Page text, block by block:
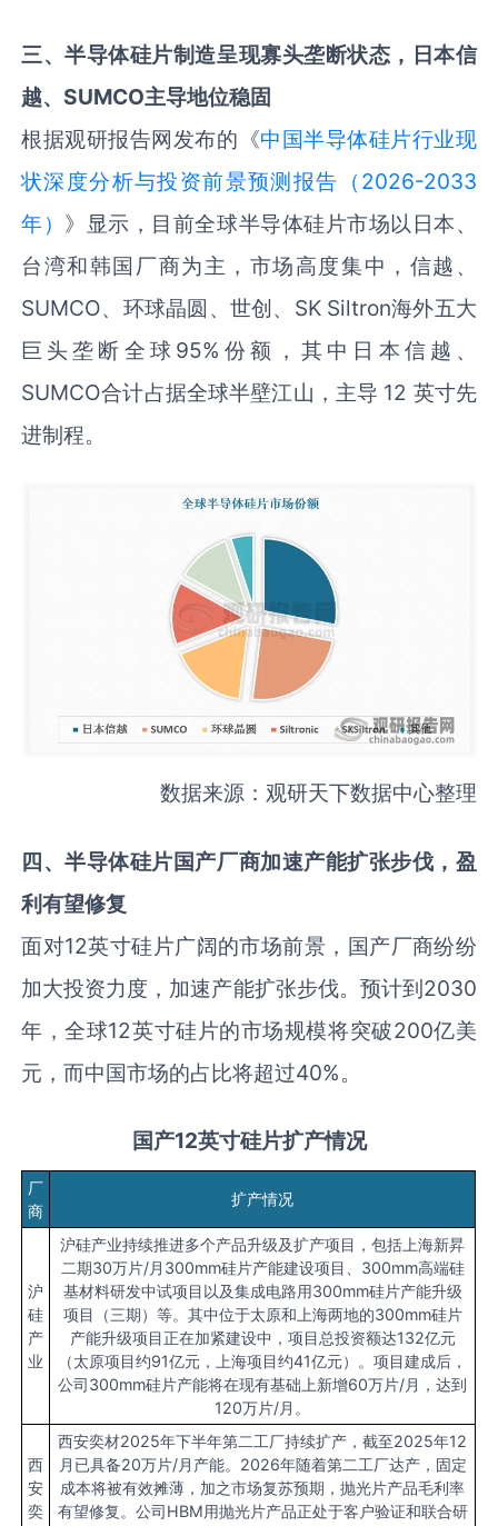
三、半导体硅片制造呈现寡头垄断状态 ，日本信
越、 SUMCO主导地位稳固
根据观研报告网发布的《中国半导体硅片行业现
状深度分析与投资前景预测报告（2026-2033
年） 》显示，目前全球半导体硅片市场以日本、
台湾和韩国厂商为主，市场高度集中，信越、
SUMCO、环球晶圆、世创、SK Siltron海外五大
巨头垄断全球95%份额，其中日本信越、
SUMCO合计占据全球半壁江山，主导 12 英寸先
进制程。
数据来源：观研天下数据中心整理
四、半导体硅片国产厂商加速产能扩张步伐 ， 盈
利有望修复
面对12英寸硅片广阔的市场前景，国产厂商纷纷
加大投资力度，加速产能扩张步伐。预计到2030
年，全球12英寸硅片的市场规模将突破200亿美
元，而中国市场的占比将超过40%。
国产12英寸硅片扩产情况
厂
商
扩产情况
沪
硅
产
业
沪硅产业持续推进多个产品升级及扩产项目，包括上海新昇
二期30万片/月300mm硅片产能建设项目、300mm高端硅
基材料研发中试项目以及集成电路用300mm硅片产能升级
项目（三期）等。其中位于太原和上海两地的300mm硅片
产能升级项目正在加紧建设中，项目总投资额达132亿元
（太原项目约91亿元，上海项目约41亿元）。项目建成后，
公司300mm硅片产能将在现有基础上新增60万片/月，达到
120万片/月。
西
安
奕
西安奕材2025年下半年第二工厂持续扩产，截至2025年12
月已具备20万片/月产能。2026年随着第二工厂达产，固定
成本将被有效摊薄，加之市场复苏预期，抛光片产品毛利率
有望修复。公司HBM用抛光片产品正处于客户验证和联合研